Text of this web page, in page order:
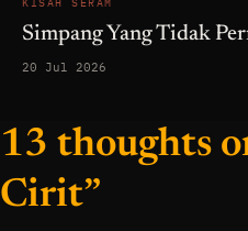
Simpang Yang Tidak
20 Jul 2026
13 thoughts
Cirit”